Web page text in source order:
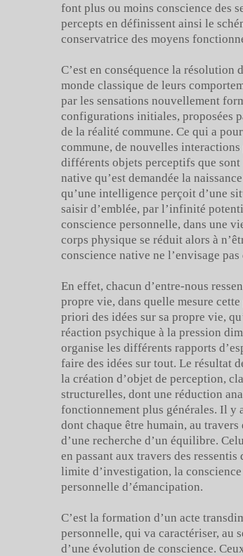
font plus ou moins conscience des
percepts en définissent ainsi le
conservatrice des moyens
C’est en conséquence la résolution
monde classique de leurs
par les sensations nouvellement
configurations initiales, proposées
de la réalité commune. Ce qui a
commune, de nouvelles
différents objets perceptifs que sont
native qu’est demandée la
qu’une intelligence perçoit d’une
saisir d’emblée, par l’infinité
conscience personnelle, dans une
corps physique se réduit alors à
conscience native ne l’envisage pas
En effet, chacun d’entre-nous
propre vie, dans quelle mesure
priori des idées sur sa propre vie,
réaction psychique à la pression
organise les différents rapports
faire des idées sur tout. Le résultat
la création d’objet de perception,
structurelles, dont une réduction
fonctionnement plus générales. Il y
dont chaque être humain, au
d’une recherche d’un équilibre.
en passant aux travers des
limite d’investigation, la
personnelle d’émancipation.
C’est la formation d’un acte
personnelle, qui va caractériser, au
d’une évolution de conscience.